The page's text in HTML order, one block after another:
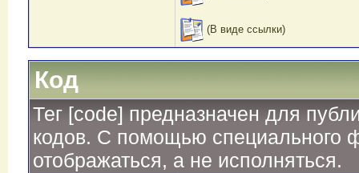
(В виде ссылки)
Код
Тег [code] предназначен для
кодов. С помощью специального
отображаться, а не исполняться.